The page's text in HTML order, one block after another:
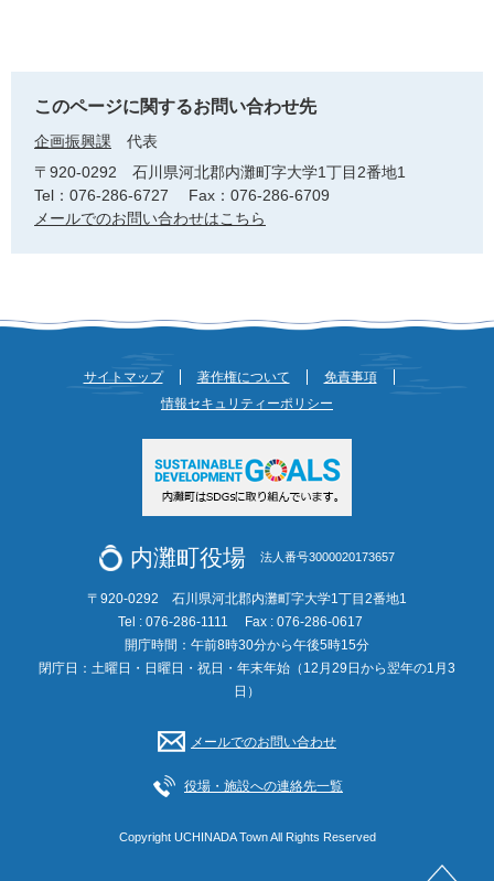
このページに関するお問い合わせ先
企画振興課
代表
〒920-0292
石川県河北郡内灘町字大学1丁目2番地1
Tel：076-286-6727
Fax：076-286-6709
メールでのお問い合わせはこちら
サイトマップ 著作権について
免責事項
情報セキュリティーポリシー
内灘町役場 法人番号3000020173657
〒920-0292 石川県河北郡内灘町字大学1丁目2番地1
Tel : 076-286-1111
Fax : 076-286-0617
開庁時間：午前8時30分から午後5時15分
閉庁日：土曜日・日曜日・祝日・年末年始（12月29日から翌年の1月3
日）
メールでのお問い合わせ
役場・施設への連絡先一覧
Copyright UCHINADA Town All Rights Reserved